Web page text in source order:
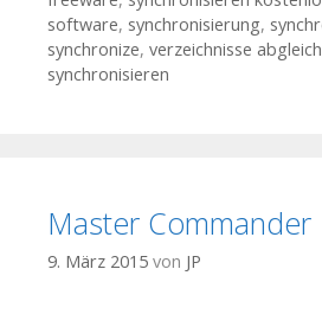
software, synchronisierung,
synchronize, verzeichnisse
synchronisieren
Master Commander
9. März 2015 von JP